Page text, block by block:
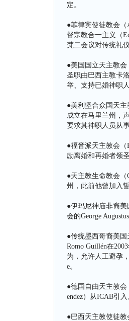
定。
●菲律宾使徒教会（
督宗教合一主义（
梵二会议对传统礼
●美国国立天主教会
圣职由巴西主教卡
举、支持已婚神职
●美利坚合众国天主
成立在马里兰州，
要求其神职人员从
●福音派天主教会（
励离婚和再婚者领
●天主教生命教会（
州，此前他曾加入
●伊玛尼神庙非裔美
会的George
●传统墨西哥裔美国
Romo Guillén在
为，允许人工避孕
e。
●德国自由天主教会
endez）从ICAB引入
●巴西天主教使徒教